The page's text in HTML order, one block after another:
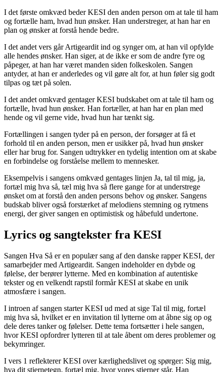
I det første omkvæd beder KESI den anden person om at tale til ham
og fortælle ham, hvad hun ønsker. Han understreger, at han har en
plan og ønsker at forstå hende bedre.
I det andet vers går Artigeardit ind og synger om, at han vil opfylde
alle hendes ønsker. Han siger, at de ikke er som de andre fyre og
påpeger, at han har været manden siden folkeskolen. Sangen
antyder, at han er anderledes og vil gøre alt for, at hun føler sig godt
tilpas og tæt på solen.
I det andet omkvæd gentager KESI budskabet om at tale til ham og
fortælle, hvad hun ønsker. Han fortæller, at han har en plan med
hende og vil gerne vide, hvad hun har tænkt sig.
Fortællingen i sangen tyder på en person, der forsøger at få et
forhold til en anden person, men er usikker på, hvad hun ønsker
eller har brug for. Sangen udtrykker en tydelig intention om at skabe
en forbindelse og forståelse mellem to mennesker.
Eksempelvis i sangens omkvæd gentages linjen Ja, tal til mig, ja,
fortæl mig hva så, tæl mig hva så flere gange for at understrege
ønsket om at forstå den anden persons behov og ønsker. Sangens
budskab bliver også forstærket af melodiens stemning og rytmens
energi, der giver sangen en optimistisk og håbefuld undertone.
Lyrics og sangtekster fra KESI
Sangen Hva Så er en populær sang af den danske rapper KESI, der
samarbejder med Artigeardit. Sangen indeholder en dybde og
følelse, der berører lytterne. Med en kombination af autentiske
tekster og en velkendt rapstil formår KESI at skabe en unik
atmosfære i sangen.
I introen af sangen starter KESI ud med at sige Tal til mig, fortæl
mig hva så, hvilket er en invitation til lytterne om at åbne sig op og
dele deres tanker og følelser. Dette tema fortsætter i hele sangen,
hvor KESI opfordrer lytteren til at tale åbent om deres problemer og
bekymringer.
I vers 1 reflekterer KESI over kærlighedslivet og spørger: Sig mig,
hva dit stjernetegn, fortæl mig, hvor vores stjerner står. Han